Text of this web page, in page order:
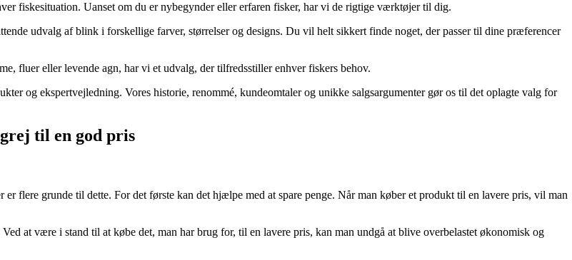
fiskesituation. Uanset om du er nybegynder eller erfaren fisker, har vi de rigtige værktøjer til dig.
udvalg af blink i forskellige farver, størrelser og designs. Du vil helt sikkert finde noget, der passer til dine præferencer
fluer eller levende agn, har vi et udvalg, der tilfredsstiller enhver fiskers behov.
og ekspertvejledning. Vores historie, renommé, kundeomtaler og unikke salgsargumenter gør os til det oplagte valg for
til en god pris
flere grunde til dette. For det første kan det hjælpe med at spare penge. Når man køber et produkt til en lavere pris, vil man
at være i stand til at købe det, man har brug for, til en lavere pris, kan man undgå at blive overbelastet økonomisk og